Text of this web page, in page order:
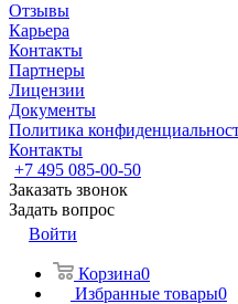
Отзывы
Карьера
Контакты
Партнеры
Лицензии
Документы
Политика
Контакты
+7 495 085-00-50
Заказать звонок
Задать вопрос
Войти
Корзина0
Избранные товары0